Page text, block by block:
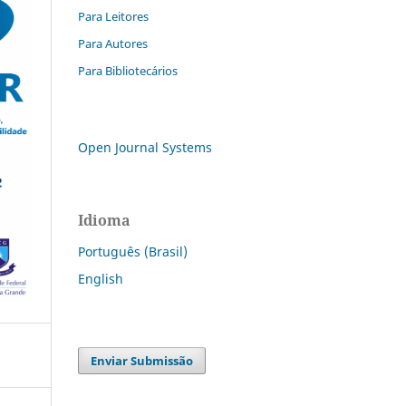
Para Leitores
Para Autores
Para Bibliotecários
Open Journal Systems
Idioma
Português (Brasil)
English
Enviar Submissão